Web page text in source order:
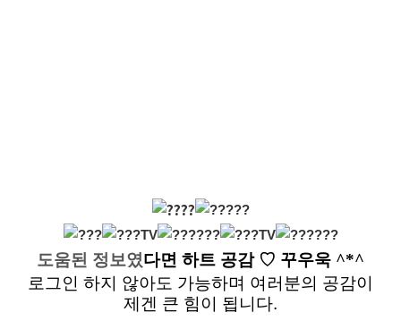
도움된 정보였다면 하트 공감 ♡ 꾸우욱 ^*^
로그인 하지 않아도 가능하며 여러분의 공감이
제겐 큰 힘이 됩니다.